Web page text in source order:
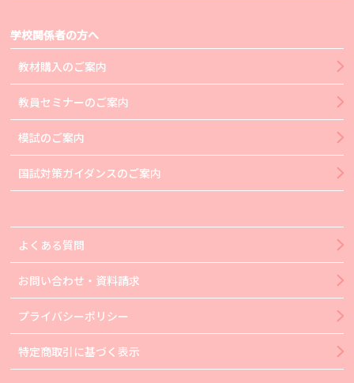
学校関係者の方へ
教材購入のご案内
教員セミナーのご案内
模試のご案内
国試対策ガイダンスのご案内
よくある質問
お問い合わせ・資料請求
プライバシーポリシー
特定商取引に基づく表示